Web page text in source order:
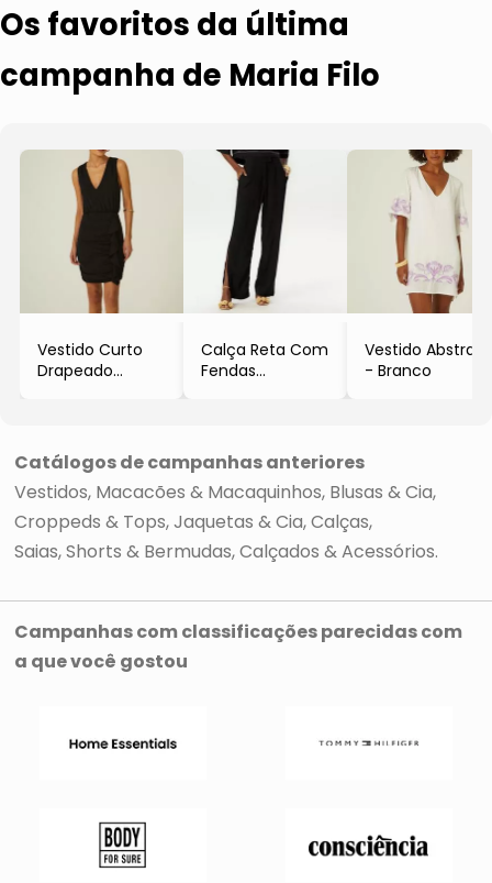
Os favoritos da última
campanha de Maria Filo
Vestido Curto
Drapeado
Calça Reta Com
Fendas
Vestido Abstrato
- Branco
Catálogos de campanhas anteriores
Vestidos, Macacões & Macaquinhos Blusas & Cia
Croppeds & Tops Jaquetas & Cia Calças
Saias, Shorts & Bermudas Calçados & Acessórios
Campanhas com classificações parecidas com
a que você gostou